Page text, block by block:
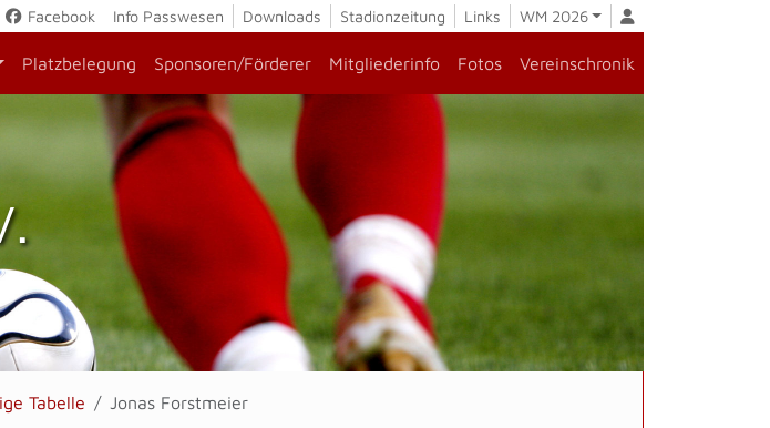
Facebook Info Passwesen Downloads Stadionzeitung Links WM 2026
Platzbelegung Sponsoren/Förderer Mitgliederinfo Fotos Vereinschronik
Tabelle Jonas Forstmeier